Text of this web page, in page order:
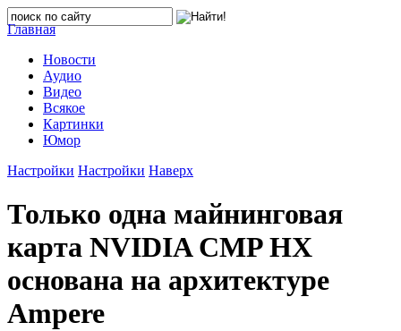
Главная
Новости
Аудио
Видео
Всякое
Картинки
Юмор
Настройки Настройки Наверх
Только одна майнинговая
карта NVIDIA CMP HX
основана на архитектуре
Ampere